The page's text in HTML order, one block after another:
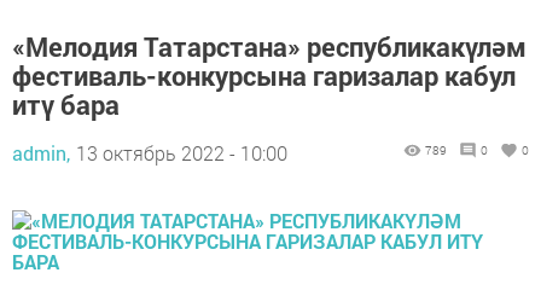
«Мелодия Татарстана» республикакүләм
фестиваль-конкурсына гаризалар кабул
итү бара
admin, 13 октябрь 2022 - 10:00 789 0 0